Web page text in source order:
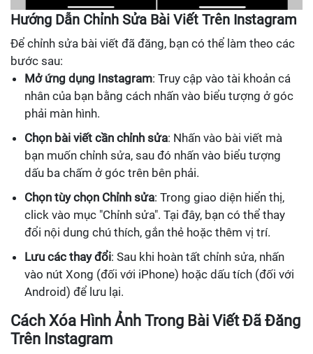
Hướng Dẫn Chỉnh Sửa Bài Viết Trên Instagram
Để chỉnh sửa bài viết đã đăng, bạn có thể làm theo các
bước sau:
Mở ứng dụng Instagram: Truy cập vào tài khoản cá
nhân của bạn bằng cách nhấn vào biểu tượng ở góc
phải màn hình.
Chọn bài viết cần chỉnh sửa: Nhấn vào bài viết mà
bạn muốn chỉnh sửa, sau đó nhấn vào biểu tượng
dấu ba chấm ở góc trên bên phải.
Chọn tùy chọn Chỉnh sửa: Trong giao diện hiển thị,
click vào mục "Chỉnh sửa". Tại đây, bạn có thể thay
đổi nội dung chú thích, gắn thẻ hoặc thêm vị trí.
Lưu các thay đổi: Sau khi hoàn tất chỉnh sửa, nhấn
vào nút Xong (đối với iPhone) hoặc dấu tích (đối với
Android) để lưu lại.
Cách Xóa Hình Ảnh Trong Bài Viết Đã Đăng
Trên Instagram